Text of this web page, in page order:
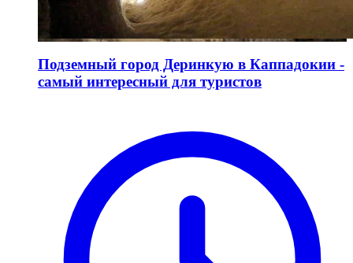
Подземный город Деринкую в Каппадокии -
самый интересный для туристов